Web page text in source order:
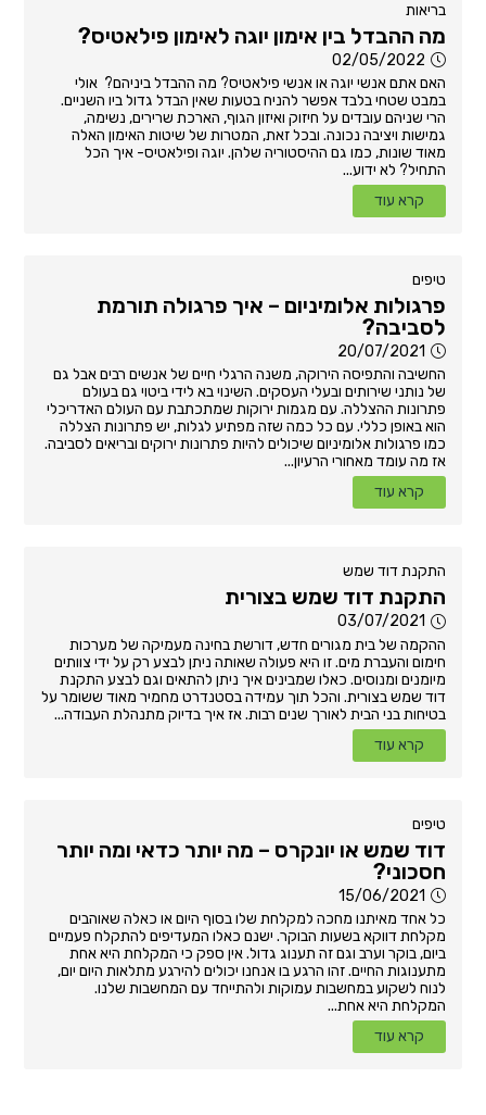
בריאות
מה ההבדל בין אימון יוגה לאימון פילאטיס?
02/05/2022
האם אתם אנשי יוגה או אנשי פילאטיס? מה ההבדל ביניהם? אולי
במבט שטחי בלבד אפשר להניח בטעות שאין הבדל גדול ביו השניים.
הרי שניהם עובדים על חיזוק ואיזון הגוף, הארכת שרירים, נשימה,
גמישות ויציבה נכונה. ובכל זאת, המטרות של שיטות האימון האלה
מאוד שונות, כמו גם ההיסטוריה שלהן. יוגה ופילאטיס- איך הכל
התחיל? לא ידוע...
קרא עוד
טיפים
פרגולות אלומיניום – איך פרגולה תורמת
לסביבה?
20/07/2021
החשיבה והתפיסה הירוקה, משנה הרגלי חיים של אנשים רבים אבל גם
של נותני שירותים ובעלי העסקים. השינוי בא לידי ביטוי גם בעולם
פתרונות ההצללה. עם מגמות ירוקות שמתכתבת עם העולם האדריכלי
הוא באופן כללי. עם כל כמה שזה מפתיע לגלות, יש פתרונות הצללה
כמו פרגולות אלומיניום שיכולים להיות פתרונות ירוקים ובריאים לסביבה.
אז מה עומד מאחורי הרעיון...
קרא עוד
התקנת דוד שמש
התקנת דוד שמש בצורית
03/07/2021
ההקמה של בית מגורים חדש, דורשת בחינה מעמיקה של מערכות
חימום והעברת מים. זו היא פעולה שאותה ניתן לבצע רק על ידי צוותים
מיומנים ומנוסים. כאלו שמבינים איך ניתן להתאים וגם לבצע התקנת
דוד שמש בצורית. והכל תוך עמידה בסטנדרט מחמיר מאוד ששומר על
בטיחות בני הבית לאורך שנים רבות. אז איך בדיוק מתנהלת העבודה...
קרא עוד
טיפים
דוד שמש או יונקרס – מה יותר כדאי ומה יותר
חסכוני?
15/06/2021
כל אחד מאיתנו מחכה למקלחת שלו בסוף היום או כאלה שאוהבים
מקלחת דווקא בשעות הבוקר. ישנם כאלו המעדיפים להתקלח פעמיים
ביום, בוקר וערב וגם זה תענוג גדול. אין ספק כי המקלחת היא אחת
מתענוגות החיים. זהו הרגע בו אנחנו יכולים להירגע מתלאות היום יום,
לנוח לשקוע במחשבות עמוקות ולהתייחד עם המחשבות שלנו.
המקלחת היא אחת...
קרא עוד